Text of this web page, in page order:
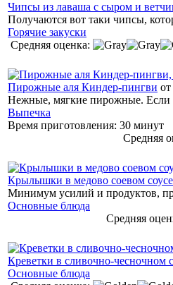
Чипсы из лаваша с сыром и
Получаются вот таки чипсы,
Горячие закуски
Средняя оценка:
Пирожные аля Киндер-пингви от
Нежные, мягкие пирожные. Если
Выпечка
Время приготовления: 30 минут
Средняя
Крылышки в медово соевом соусе
Минимум усилий и продуктов,
Основные блюда
Средняя
Креветки в сливочно-чесночном
Основные блюда